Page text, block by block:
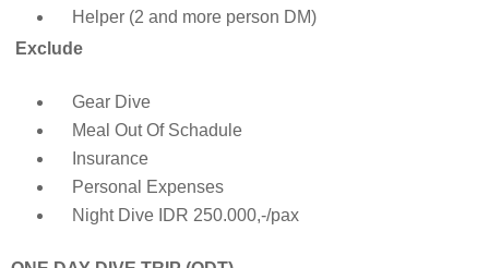
Helper (2 and more person DM)
Exclude
Gear Dive
Meal Out Of Schadule
Insurance
Personal Expenses
Night Dive IDR 250.000,-/pax